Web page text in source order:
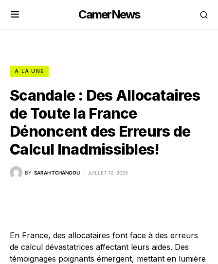
CamerNews
A LA UNE
Scandale : Des Allocataires
de Toute la France
Dénoncent des Erreurs de
Calcul Inadmissibles!
BY SARAH TCHANGOU JUILLET 10, 2025
En France, des allocataires font face à des erreurs
de calcul dévastatrices affectant leurs aides. Des
témoignages poignants émergent, mettant en lumière